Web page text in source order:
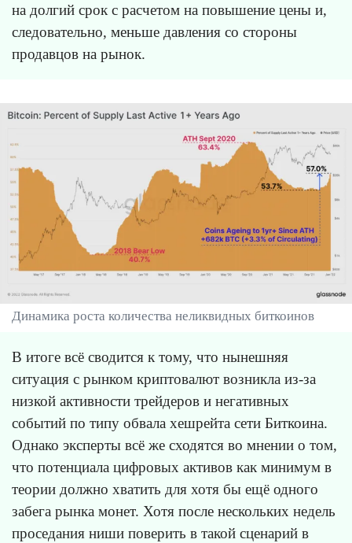
на долгий срок с расчетом на повышение цены и,
следовательно, меньше давления со стороны
продавцов на рынок.
Динамика роста количества неликвидных биткоинов
В итоге всё сводится к тому, что нынешняя
ситуация с рынком криптовалют возникла из-за
низкой активности трейдеров и негативных
событий по типу обвала хешрейта сети Биткоина.
Однако эксперты всё же сходятся во мнении о том,
что потенциала цифровых активов как минимум в
теории должно хватить для хотя бы ещё одного
забега рынка монет. Хотя после нескольких недель
проседания ниши поверить в такой сценарий в